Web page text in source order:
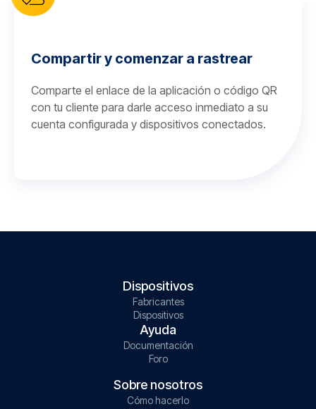
Compartir y comenzar a rastrear
Comparte el enlace de la aplicación o código QR
con tu cliente para darle acceso inmediato a su
cuenta configurada y dispositivos conectados.
Dispositivos
Fabricantes
Dispositivos
Ayuda
Documentación
Foro
Sobre nosotros
Cómo hacerlo